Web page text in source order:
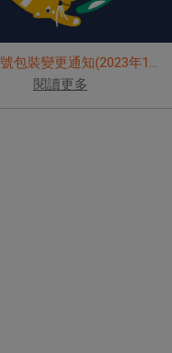
寵愛三號包裝變更通知(2023年1月)
閱讀更多